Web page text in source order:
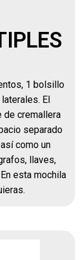
1 bolsillo
El
de cremallera
separado
como un
llaves,
esta mochila